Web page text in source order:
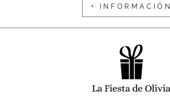
+ INFORMACIÓN